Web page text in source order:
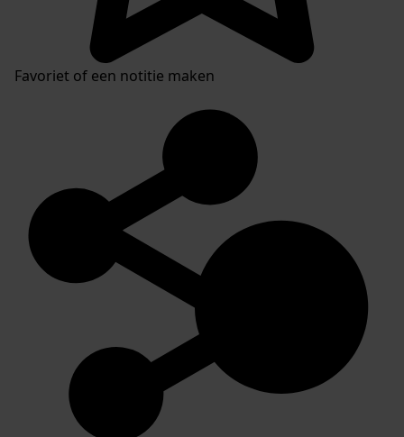
Favoriet of een notitie maken